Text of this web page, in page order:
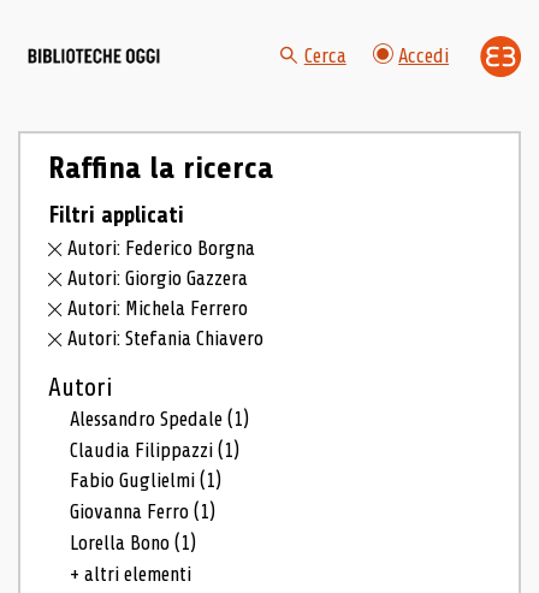
Cerca Accedi
Raffina la ricerca
Filtri applicati
Autori: Federico Borgna
Autori: Giorgio Gazzera
Autori: Michela Ferrero
Autori: Stefania Chiavero
Autori
Alessandro Spedale(1)
Claudia Filippazzi(1)
Fabio Guglielmi(1)
Giovanna Ferro(1)
Lorella Bono(1)
+ altri elementi